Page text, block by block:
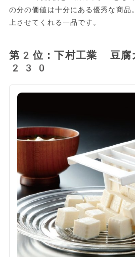
の分の価値は十分にある優秀な商品
上させてくれる一品です。
第2位：下村工業 豆
230